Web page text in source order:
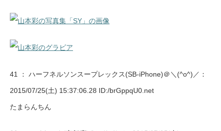
41 ： ハーフネルソンスープレックス(SB-iPhone)＠＼(^o^)／ ：
2015/07/25(土) 15:37:06.28 ID:/brGppqU0.net
たまらんちん